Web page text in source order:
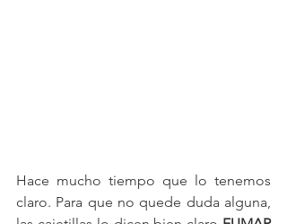
Hace mucho tiempo que lo tenemos
claro. Para que no quede duda alguna,